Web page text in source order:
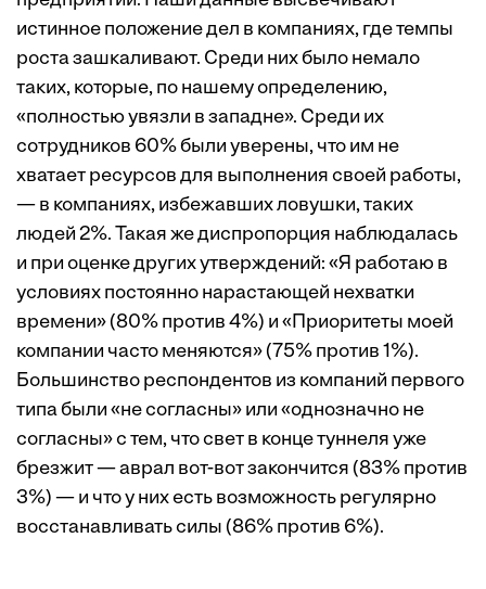
истинное положение дел в компаниях, где темпы
роста зашкаливают. Среди них было немало
таких, которые, по нашему определению,
«полностью увязли в западне». Среди их
сотрудников 60% были уверены, что им не
хватает ресурсов для выполнения своей работы,
— в компаниях, избежавших ловушки, таких
людей 2%. Такая же диспропорция наблюдалась
и при оценке других утверждений: «Я работаю в
условиях постоянно нарастающей нехватки
времени» (80% против 4%) и «Приоритеты моей
компании часто меняются» (75% против 1%).
Большинство респондентов из компаний первого
типа были «не согласны» или «однозначно не
согласны» с тем, что свет в конце туннеля уже
брезжит — аврал вот-вот закончится (83% против
3%) — и что у них есть возможность регулярно
восстанавливать силы (86% против 6%).